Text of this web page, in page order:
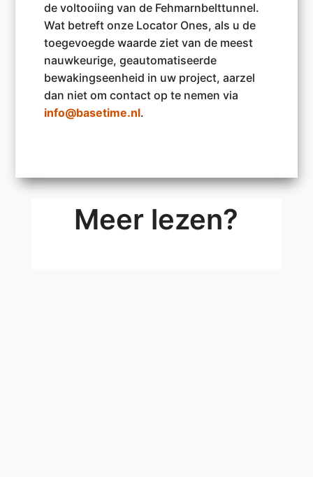
de voltooiing van de Fehmarnbelttunnel.
Wat betreft onze Locator Ones, als u de
toegevoegde waarde ziet van de meest
nauwkeurige, geautomatiseerde
bewakingseenheid in uw project, aarzel
dan niet om contact op te nemen via
info@basetime.nl.
Meer lezen?